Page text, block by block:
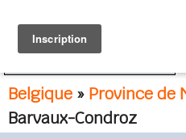
Belgique » Province de
Barvaux-Condroz